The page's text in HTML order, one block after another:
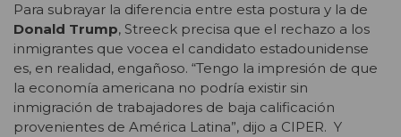
Para subrayar la diferencia entre esta postura y la de
Donald Trump, Streeck precisa que el rechazo a los
inmigrantes que vocea el candidato estadounidense
es, en realidad, engañoso. “Tengo la impresión de que
la economía americana no podría existir sin
inmigración de trabajadores de baja calificación
provenientes de América Latina”, dijo a CIPER. Y